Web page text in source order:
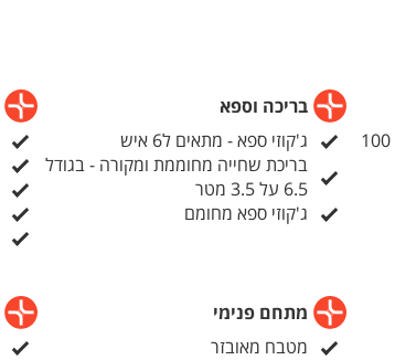
בריכה וספא
ג'קוזי ספא - מתאים ל6 איש
בריכת שחייה מחוממת ומקורה - בגודל
6.5 על 3.5 מטר
ג'קוזי ספא מחומם
מתחם פנימי
מטבח מאובזר